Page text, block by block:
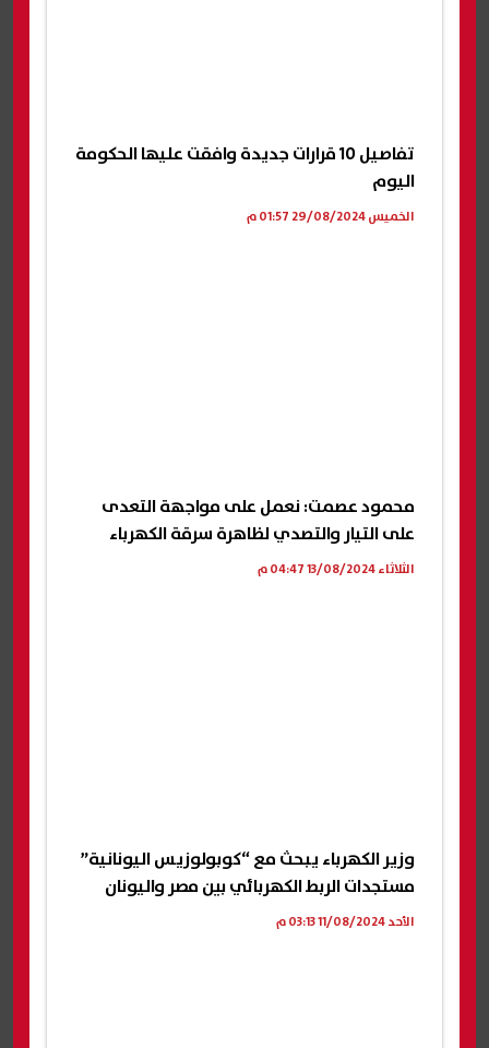
تفاصيل 10 قرارات جديدة وافقت عليها الحكومة
اليوم
الخميس 29/08/2024 01:57 م
محمود عصمت: نعمل على مواجهة التعدى
على التيار والتصدي لظاهرة سرقة الكهرباء
الثلاثاء 13/08/2024 04:47 م
وزير الكهرباء يبحث مع “كوبولوزيس اليونانية”
مستجدات الربط الكهربائي بين مصر واليونان
الأحد 11/08/2024 03:13 م